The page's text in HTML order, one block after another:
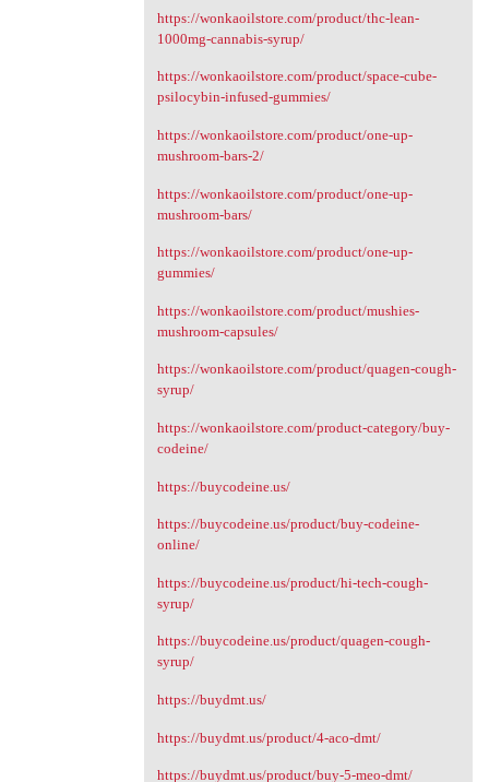
https://wonkaoilstore.com/product/thc-lean-
1000mg-cannabis-syrup/
https://wonkaoilstore.com/product/space-cube-
psilocybin-infused-gummies/
https://wonkaoilstore.com/product/one-up-
mushroom-bars-2/
https://wonkaoilstore.com/product/one-up-
mushroom-bars/
https://wonkaoilstore.com/product/one-up-
gummies/
https://wonkaoilstore.com/product/mushies-
mushroom-capsules/
https://wonkaoilstore.com/product/quagen-cough-
syrup/
https://wonkaoilstore.com/product-category/buy-
codeine/
https://buycodeine.us/
https://buycodeine.us/product/buy-codeine-
online/
https://buycodeine.us/product/hi-tech-cough-
syrup/
https://buycodeine.us/product/quagen-cough-
syrup/
https://buydmt.us/
https://buydmt.us/product/4-aco-dmt/
https://buydmt.us/product/buy-5-meo-dmt/